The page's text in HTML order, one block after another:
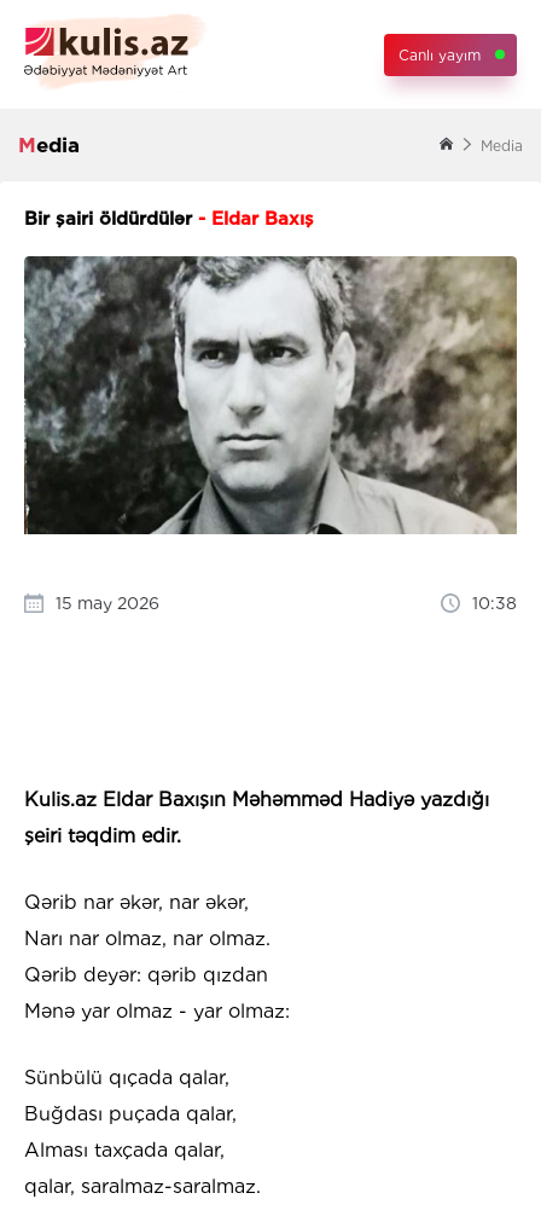
Canlı yayım
Media Media
Bir şairi öldürdülər - Eldar Baxış
15 may 2026 10:38
Kulis.az Eldar Baxışın Məhəmməd Hadiyə yazdığı
şeiri təqdim edir.
Qərib nar əkər, nar əkər,
Narı nar olmaz, nar olmaz.
Qərib deyər: qərib qızdan
Mənə yar olmaz - yar olmaz:
Sünbülü qıçada qalar,
Buğdası puçada qalar,
Alması taxçada qalar,
qalar, saralmaz-saralmaz.